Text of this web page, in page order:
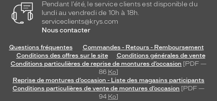
Pendant l'été, le service clients est disponible du
lundi au vendredi de 10h à 18h.
serviceclients@krys.com
Nous contacter
Questions fréquentes
Commandes - Retours - Remboursement
Conditions des offres sur le site
Conditions générales de vente
Conditions particulières de reprise de montures d’occasion [PDF —
86 Ko]
Reprise de montures d’occasion - Liste des magasins participants
Conditions particulières de vente de montures d’occasion [PDF —
94 Ko]